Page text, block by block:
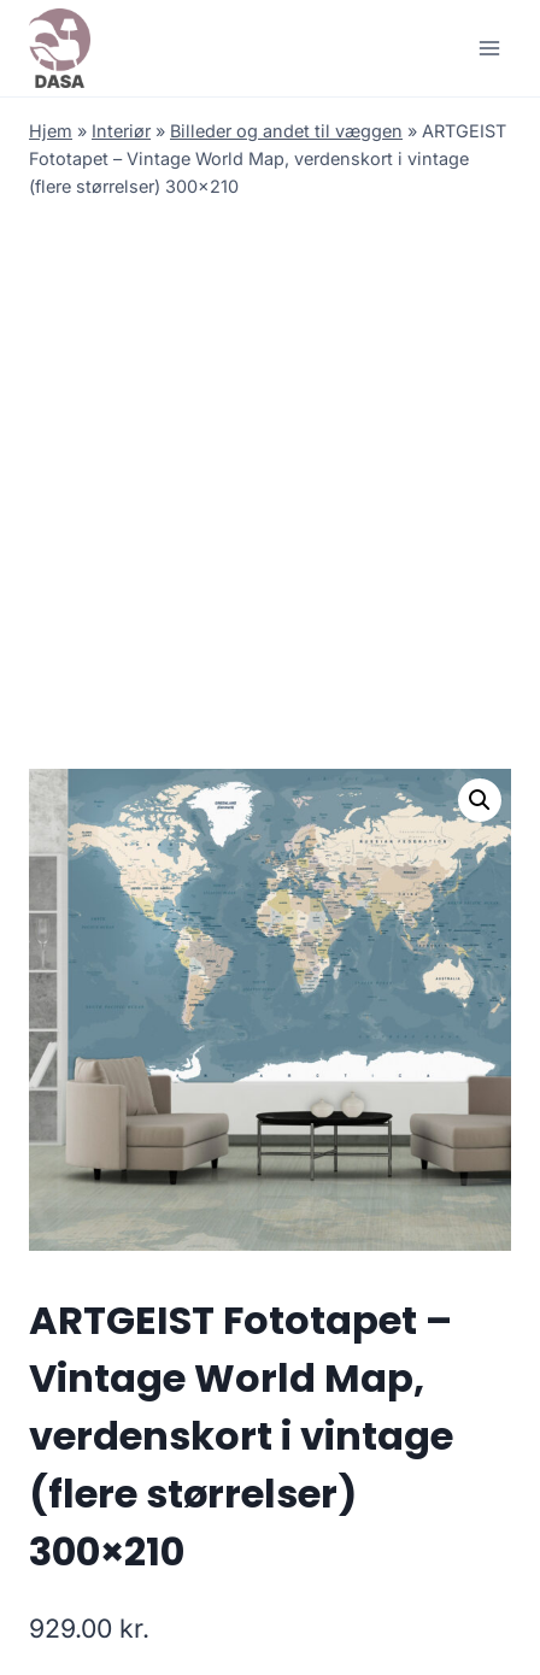
Skip
content
Hjem » Interiør » Billeder og andet til væggen » ARTGEIST
Fototapet – Vintage World Map, verdenskort i vintage
(flere størrelser) 300×210
ARTGEIST Fototapet –
Vintage World Map,
verdenskort i vintage
(flere størrelser)
300×210
929.00 kr.